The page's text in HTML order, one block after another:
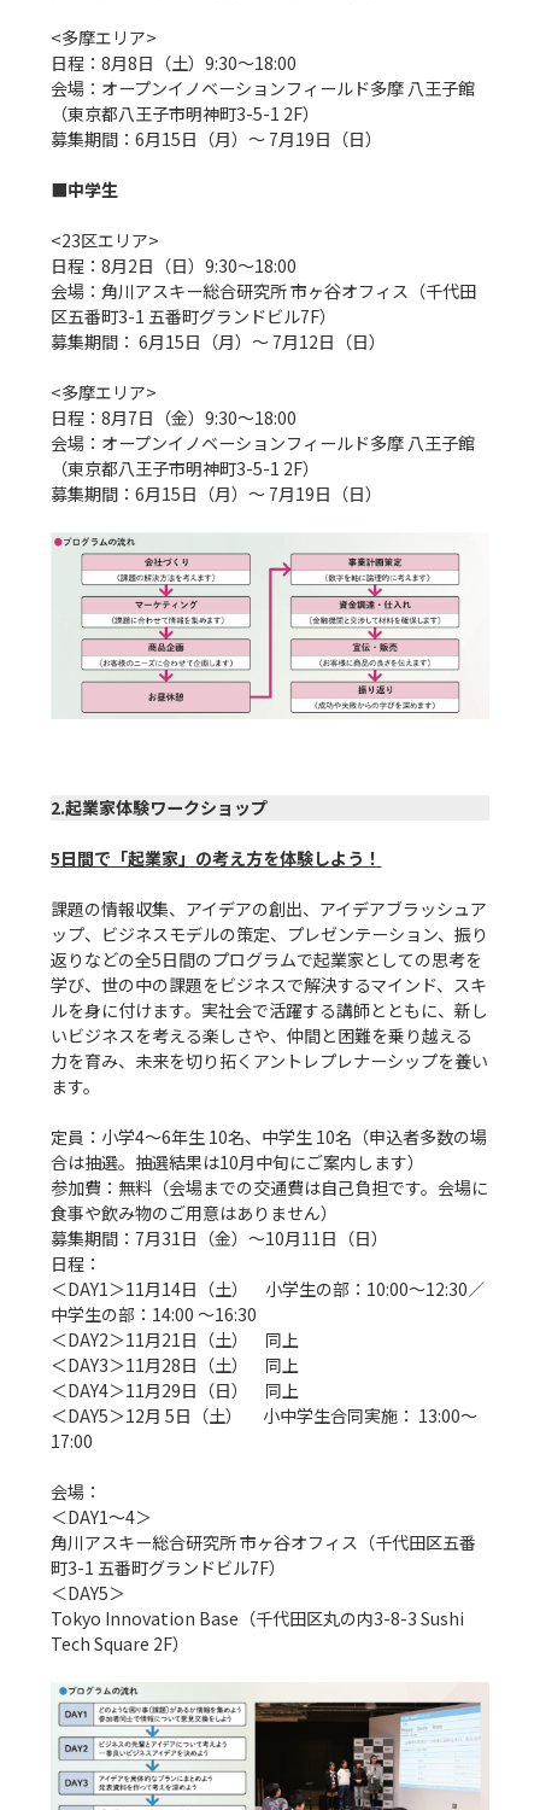
<多摩エリア>
日程：8月8日（土）9:30〜18:00
会場：オープンイノベーションフィールド多摩 八王子館
（東京都八王子市明神町3-5-1 2F）
募集期間：6月15日（月）〜 7月19日（日）
■中学生
<23区エリア>
日程：8月2日（日）9:30〜18:00
会場：角川アスキー総合研究所 市ヶ谷オフィス（千代田
区五番町3-1 五番町グランドビル7F）
募集期間： 6月15日（月）〜 7月12日（日）
<多摩エリア>
日程：8月7日（金）9:30〜18:00
会場：オープンイノベーションフィールド多摩 八王子館
（東京都八王子市明神町3-5-1 2F）
募集期間：6月15日（月）〜 7月19日（日）
2.起業家体験ワークショップ
5日間で「起業家」の考え方を体験しよう！
課題の情報収集、アイデアの創出、アイデアブラッシュア
ップ、ビジネスモデルの策定、プレゼンテーション、振り
返りなどの全5日間のプログラムで起業家としての思考を
学び、世の中の課題をビジネスで解決するマインド、スキ
ルを身に付けます。実社会で活躍する講師とともに、新し
いビジネスを考える楽しさや、仲間と困難を乗り越える
力を育み、未来を切り拓くアントレプレナーシップを養い
ます。
定員：小学4～6年生 10名、中学生 10名（申込者多数の場
合は抽選。抽選結果は10月中旬にご案内します）
参加費：無料（会場までの交通費は自己負担です。会場に
食事や飲み物のご用意はありません）
募集期間：7月31日（金）〜10月11日（日）
日程：
＜DAY1＞11月14日（土）　小学生の部：10:00〜12:30／
中学生の部：14:00 〜16:30
＜DAY2＞11月21日（土）　同上
＜DAY3＞11月28日（土）　同上
＜DAY4＞11月29日（日）　同上
＜DAY5＞12月 5日（土）　 小中学生合同実施： 13:00〜
17:00
会場：
＜DAY1〜4＞
角川アスキー総合研究所 市ヶ谷オフィス（千代田区五番
町3-1 五番町グランドビル7F）
＜DAY5＞
Tokyo Innovation Base（千代田区丸の内3-8-3 Sushi
Tech Square 2F）